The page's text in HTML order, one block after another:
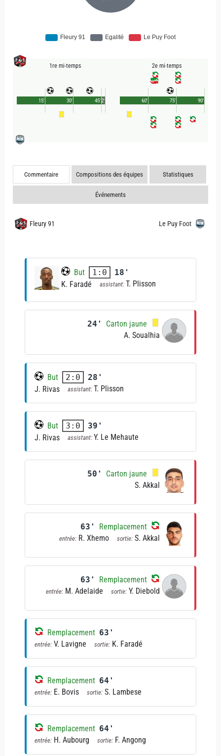
1re mi-temps
45'
15' 30' 2'
2e mi-temps
90'
60' 75'
Commentaire Compositions des équipes Statistiques
Événements
Fleury 91 Le Puy Foot
But 1:0
18'
K. Faradé
assistant: T. Plisson
24'
Carton jaune
A. Soualhia
But 2:0
28'
J. Rivas
assistant: T. Plisson
But 3:0
39'
J. Rivas
assistant: Y. Le Mehaute
50'
Carton jaune
S. Akkal
63' Remplacement
entrée: R. Xhemo sortie: S. Akkal
63' Remplacement
entrée: M. Adelaide sortie: Y. Diebold
Remplacement 63'
entrée: V. Lavigne sortie: K. Faradé
Remplacement 64'
entrée: E. Bovis sortie: S. Lambese
Remplacement 64'
entrée: H. Aubourg sortie: F. Angong